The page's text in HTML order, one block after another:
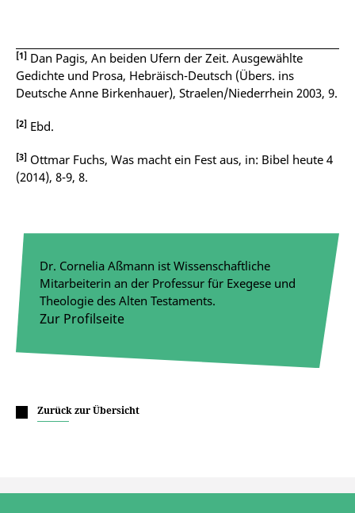
[1] Dan Pagis, An beiden Ufern der Zeit. Ausgewählte
Gedichte und Prosa, Hebräisch-Deutsch (Übers. ins
Deutsche Anne Birkenhauer), Straelen/Niederrhein 2003, 9.
[2] Ebd.
[3] Ottmar Fuchs, Was macht ein Fest aus, in: Bibel heute 4
(2014), 8-9, 8.
Dr. Cornelia Aßmann ist Wissenschaftliche
Mitarbeiterin an der Professur für Exegese und
Theologie des Alten Testaments.
Zur Profilseite
Zurück zur Übersicht